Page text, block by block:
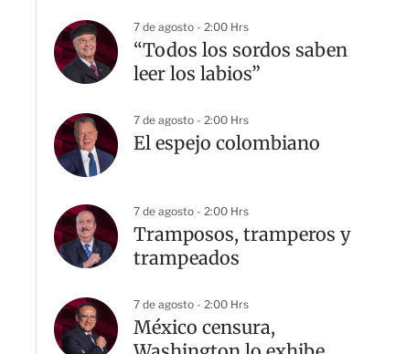
7 de agosto - 2:00 Hrs
“Todos los sordos saben
leer los labios”
7 de agosto - 2:00 Hrs
El espejo colombiano
7 de agosto - 2:00 Hrs
Tramposos, tramperos y
trampeados
7 de agosto - 2:00 Hrs
México censura,